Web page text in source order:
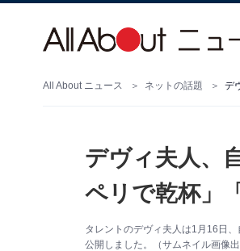
All About ニュース ネットの話題 デ
デヴィ夫人、
ペリで乾杯」
タレントのデヴィ夫人は1月16日
公開しました。（サムネイル画像